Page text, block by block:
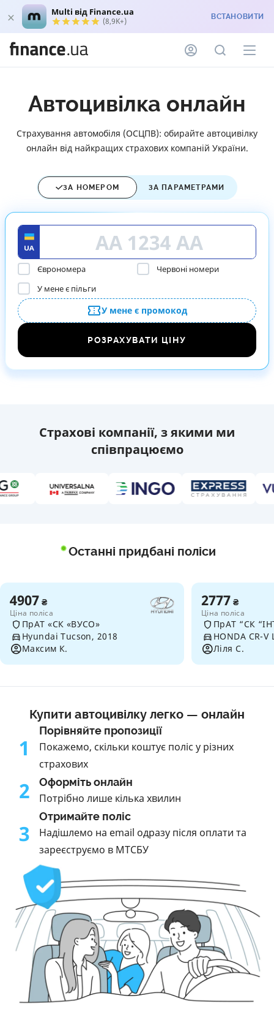
Multi від Finance.ua
(8,9K+) ВСТАНОВИТИ
Автоцивілка онлайн
Страхування автомобіля (ОСЦПВ): обирайте автоцивілку
онлайн від найкращих страхових компаній України.
ЗА НОМЕРОМ ЗА ПАРАМЕТРАМИ
У мене є промокод
Єврономера
Червоні номери
У мене є пільги
РОЗРАХУВАТИ ЦІНУ
Страхові компанії, з якими ми
співпрацюємо
Останні придбані поліси
4907 ₴
Ціна поліса
ПрАТ «СК «ВУСО»
Hyundai Tucson, 2018
Максим К.
2777 ₴
Ціна поліса
ПрАТ “СК
HONDA CR-V
Ліля С.
Купити автоцивілку легко — онлайн
1
Порівняйте пропозиції
Покажемо, скільки коштує поліс у різних
страхових
2 Оформіть онлайн
Потрібно лише кілька хвилин
3
Отримайте поліс
Надішлемо на email одразу після оплати та
зареєструємо в МТСБУ